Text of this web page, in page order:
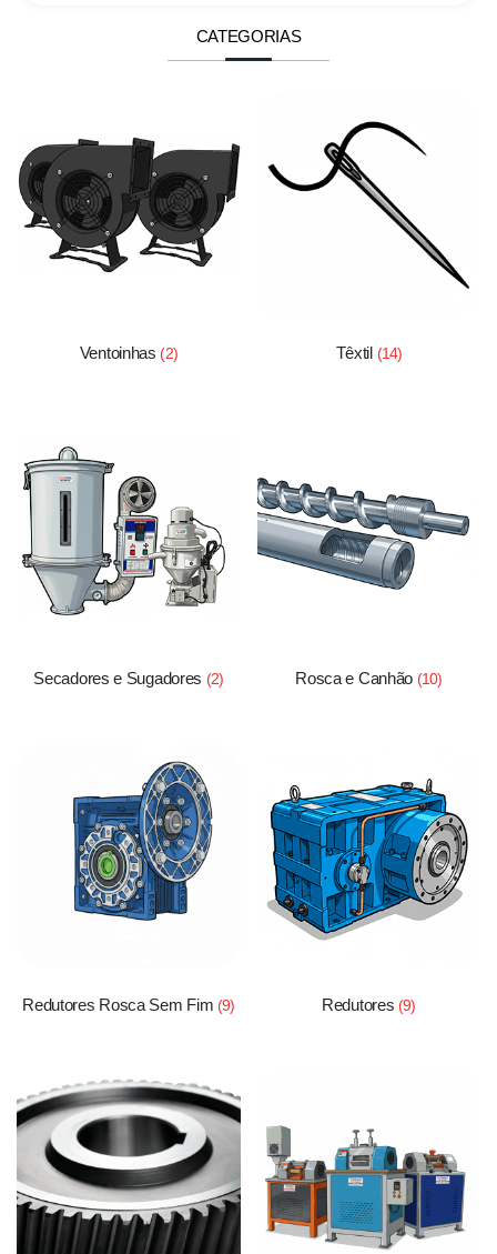
CATEGORIAS
Ventoinhas (2) Têxtil (14)
Secadores e Sugadores (2) Rosca e Canhão (10)
Redutores Rosca Sem Fim (9) Redutores (9)